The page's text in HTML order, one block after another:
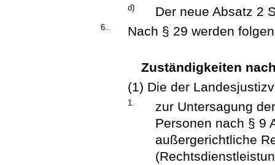
d) Der neue Absatz 2
6.. Nach § 29 werden
Zuständigkeiten
(1) Die der
1.
zur Untersagung
Personen nach § 9
außergerichtliche